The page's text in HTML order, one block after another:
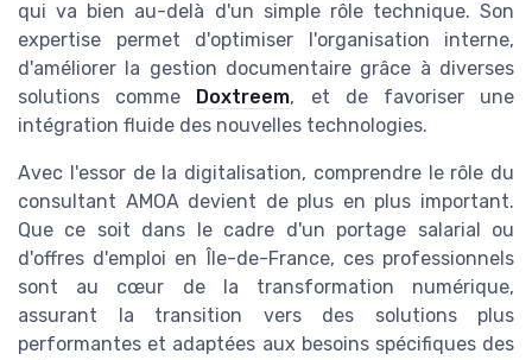
qui va bien au-delà d'un simple rôle technique. Son
expertise permet d'optimiser l'organisation interne,
d'améliorer la gestion documentaire grâce à diverses
solutions comme
Doxtreem, et de favoriser une
intégration fluide des nouvelles technologies.
Avec l'essor de la digitalisation, comprendre le rôle du
consultant AMOA devient de plus en plus important.
Que ce soit dans le cadre d'un portage salarial ou
d'offres d'emploi en Île-de-France, ces professionnels
sont au cœur de la transformation numérique,
assurant la transition vers des solutions plus
performantes et adaptées aux besoins spécifiques des